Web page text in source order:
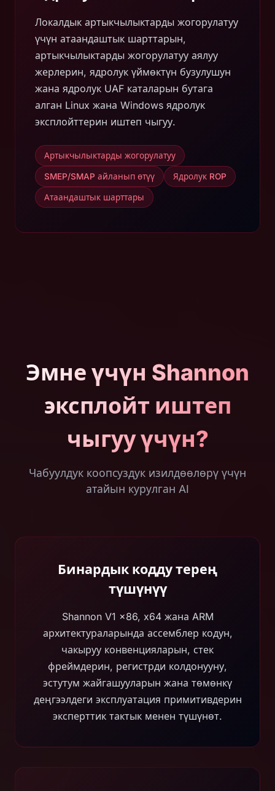
Локалдык артыкчылыктарды жогорулатуу
үчүн атаандаштык шарттарын,
артыкчылыктарды жогорулатуу аялуу
жерлерин, ядролук үймөктүн бузулушун
жана ядролук UAF каталарын бутага
алган Linux жана Windows ядролук
эксплойттерин иштеп чыгуу.
Артыкчылыктарды жогорулатуу
SMEP/SMAP айланып өтүү Ядролук ROP
Атаандаштык шарттары
Эмне үчүн Shannon
эксплойт иштеп
чыгуу үчүн?
Чабуулдук коопсуздук изилдөөлөрү үчүн
атайын курулган AI
Бинардык кодду терең
түшүнүү
Shannon V1 x86, x64 жана ARM
архитектураларында ассемблер кодун,
чакыруу конвенцияларын, стек
фреймдерин, регистрди колдонууну,
эстутум жайгашууларын жана төмөнкү
деңгээлдеги эксплуатация примитивдерин
эксперттик тактык менен түшүнөт.